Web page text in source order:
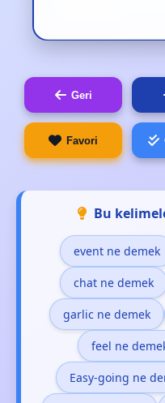
Geri
Favori
Bu
event ne demek
chat ne demek
garlic ne demek
feel ne
Easy-going ne